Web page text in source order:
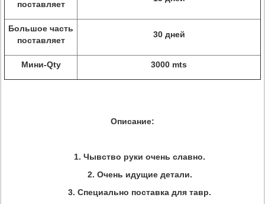
поставляет
Большое часть
поставляет
30 дней
Мини-Qty 3000 mts
Описание:
1. Чывство руки очень славно.
2. Очень идущие детали.
3. Специально поставка для тавр.